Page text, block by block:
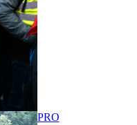
PRO